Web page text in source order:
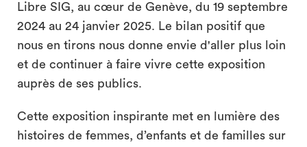
Libre SIG, au cœur de Genève, du 19 septembre
2024 au 24 janvier 2025. Le bilan positif que
nous en tirons nous donne envie d'aller plus loin
et de continuer à faire vivre cette exposition
auprès de ses publics.
Cette exposition inspirante met en lumière des
histoires de femmes, d’enfants et de familles sur